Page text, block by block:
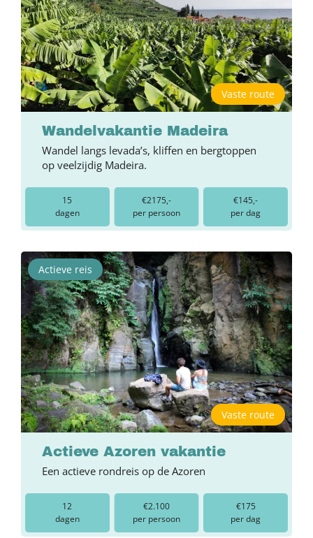
Vaste route
Wandelvakantie Madeira
Wandel langs levada’s, kliffen en bergtoppen
op veelzijdig Madeira.
15
dagen
€2175,-
per persoon
€145,-
per dag
Actieve reis
Vaste route
Actieve Azoren vakantie
Een actieve rondreis op de Azoren
12
dagen
€2.100
per persoon
€175
per dag